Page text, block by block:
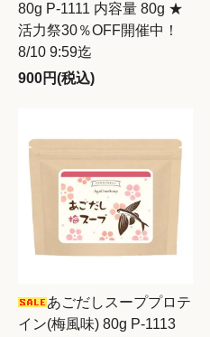
80g P-1111 内容量 80g ★
活力祭30％OFF開催中！
8/10 9:59迄
900円(税込)
あごだしスーププロテ
イン(梅風味) 80g P-1113